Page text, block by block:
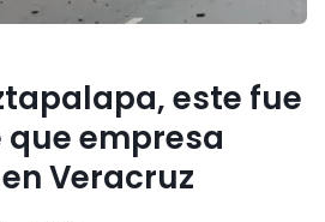
este fue
empresa
Veracruz